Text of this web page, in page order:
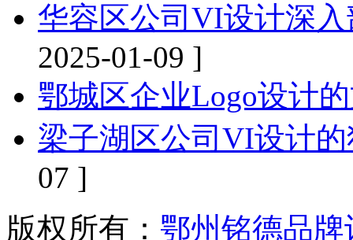
华容区公司VI设计深
2025-01-09 ]
鄂城区企业Logo设计
梁子湖区公司VI设计
07 ]
版权所有： 鄂州铭德品